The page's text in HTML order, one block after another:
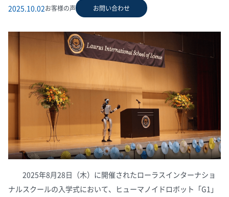
2025.10.02お客様の声 お問い合わせ
2025年8月28日（木）に開催されたローラスインターナショ
ナルスクールの入学式において、ヒューマノイドロボット「G1」